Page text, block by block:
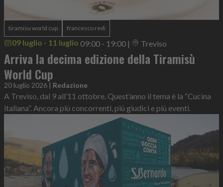
tiramisu world cup francesco redi
09 luglio - 11 luglio 09:00 - 19:00 | Treviso
Arriva la decima edizione della Tiramisù
World Cup
20 luglio 2026 | Redazione
A Treviso, dal 9 all’11 ottobre. Quest’anno il tema è la “Cucina
italiana”. Ancora più concorrenti, più giudici e più eventi.